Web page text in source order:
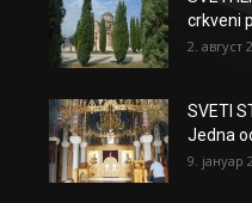
crkveni
2. август
SVETI
Jedna
9. јануар